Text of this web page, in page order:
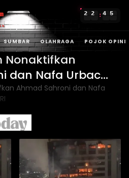
2 2 : 4 5
SUMBAR OLAHRAGA POJOK OPINI
Nonaktifkan
dan Nafa Urbach
RI